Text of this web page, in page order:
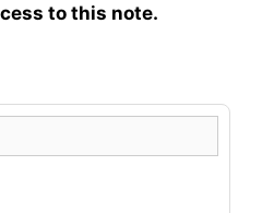
to this note.